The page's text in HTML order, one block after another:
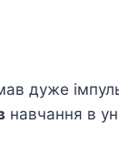
дуже
навчання в